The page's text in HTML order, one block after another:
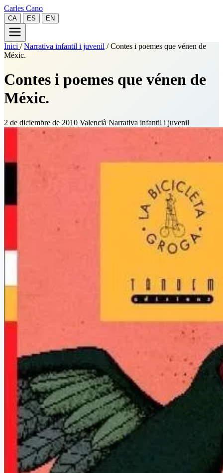
Carles Cano
CA ES EN
Inici / Narrativa infantil i juvenil / Contes i poemes que vénen de
Méxic.
Contes i poemes que vénen de
Méxic.
2 de diciembre de 2010 Valencià Narrativa infantil i juvenil